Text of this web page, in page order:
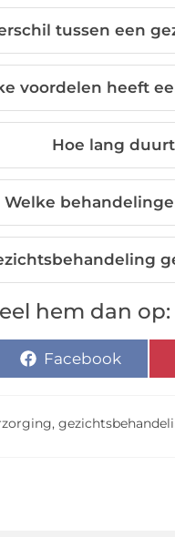
tussen een
voordelen heeft
Hoe lang
Welke
hem dan op:
Facebook
,